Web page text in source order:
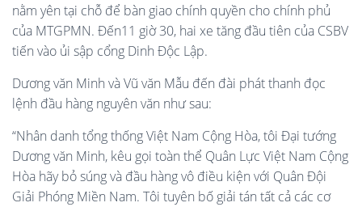
nằm yên tại chỗ để bàn giao chính quyền cho chính phủ
của MTGPMN. Đến11 giờ 30, hai xe tăng đầu tiên của CSBV
tiến vào ủi sập cổng Dinh Độc Lập.
Dương văn Minh và Vũ văn Mẫu đến đài phát thanh đọc
lệnh đầu hàng nguyên văn như sau:
“Nhân danh tổng thống Việt Nam Cộng Hòa, tôi Đại tướng
Dương văn Minh, kêu gọi toàn thể Quân Lực Việt Nam Cộng
Hòa hãy bỏ súng và đầu hàng vô điều kiện với Quân Đội
Giải Phóng Miền Nam. Tôi tuyên bố giải tán tất cả các cơ